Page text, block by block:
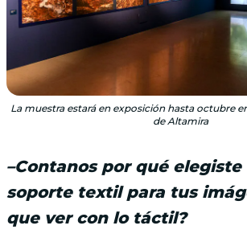
La muestra estará en exposición hasta octubre
de Altamira
–Contanos por qué
soporte textil para tus
que ver con lo táctil?